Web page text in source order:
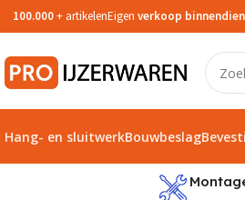
100.000+ artikelenEigen verkoop
Hang- en sluitwerkBouwbeslag